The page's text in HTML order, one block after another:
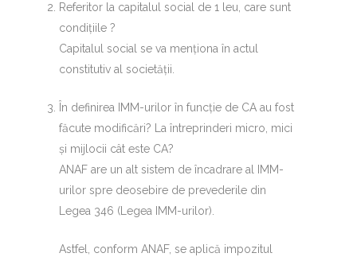
Referitor la capitalul social de 1 leu, care sunt
condițiile ?
Capitalul social se va menționa în actul
constitutiv al societății.
În definirea IMM-urilor în funcție de CA au fost
făcute modificări? La întreprinderi micro, mici
și mijlocii cât este CA?
ANAF are un alt sistem de încadrare al IMM-
urilor spre deosebire de prevederile din
Legea 346 (Legea IMM-urilor).
Astfel, conform ANAF, se aplică impozitul